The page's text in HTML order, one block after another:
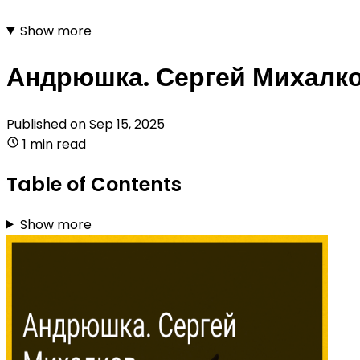
Show more
Андрюшка. Сергей
Published onSep 15, 2025
1 min read
Table of Contents
Show more